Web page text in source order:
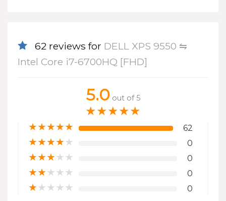
62 reviews for DELL XPS 9550 ⇋
Intel Core i7-6700HQ [FHD]
5.0 out of 5
★★★★★
★★★★★ 62
★★★★★ 0
★★★★★ 0
★★★★★ 0
★★★★★ 0